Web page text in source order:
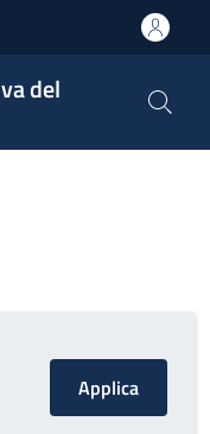
del